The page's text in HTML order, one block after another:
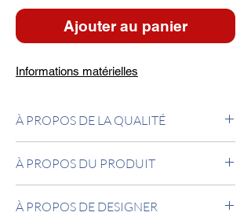
Ajouter au panier
Informations matérielles
À PROPOS DE LA QUALITÉ
en tubes d'acier chromé. Coussin garni avec
une mousse polyuréthane haute densité.
Finition cuir. Tournant. Fabriqué en Italie.
À PROPOS DU PRODUIT
pour aller avec la chaise pivotante LC7.
À PROPOS DE DESIGNER